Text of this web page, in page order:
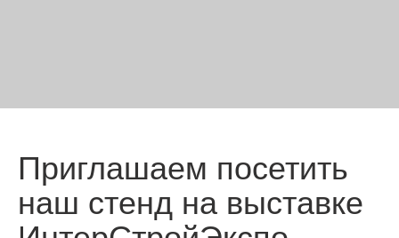
Приглашаем посетить
наш стенд на выставке